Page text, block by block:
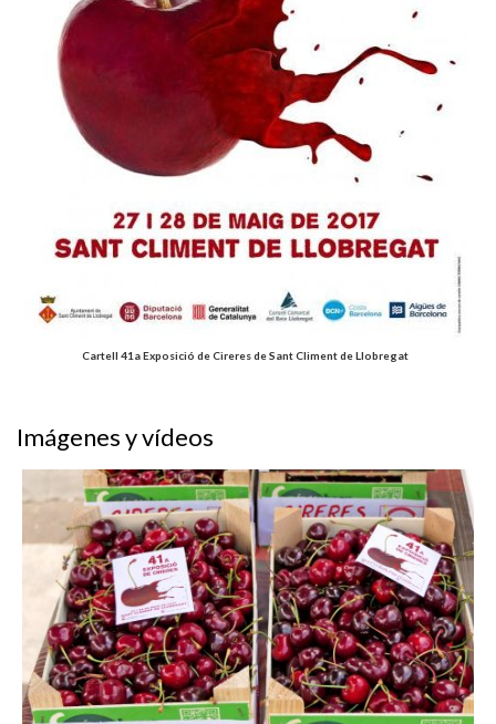
Cartell 41a Exposició de Cireres de Sant Climent de Llobregat
Imágenes y vídeos
Exposició de Cireres a Sant Climent de Llobregat